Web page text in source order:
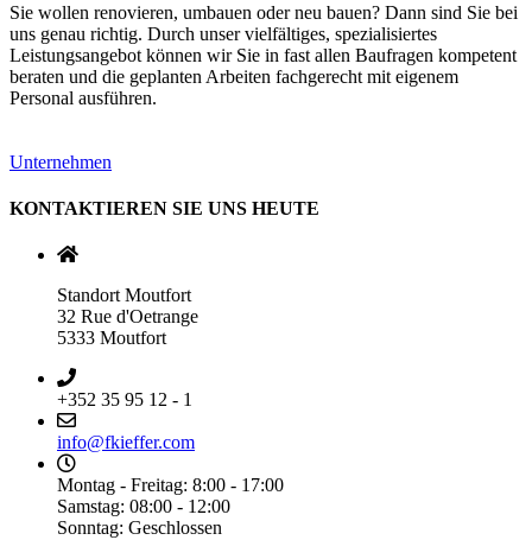
Sie wollen renovieren, umbauen oder neu bauen? Dann sind Sie bei
uns genau richtig. Durch unser vielfältiges, spezialisiertes
Leistungsangebot können wir Sie in fast allen Baufragen kompetent
beraten und die geplanten Arbeiten fachgerecht mit eigenem
Personal ausführen.
Unternehmen
KONTAKTIEREN SIE UNS HEUTE
Standort Moutfort
32 Rue d'Oetrange
5333 Moutfort
+352 35 95 12 - 1
info@fkieffer.com
Montag - Freitag: 8:00 - 17:00
Samstag: 08:00 - 12:00
Sonntag: Geschlossen